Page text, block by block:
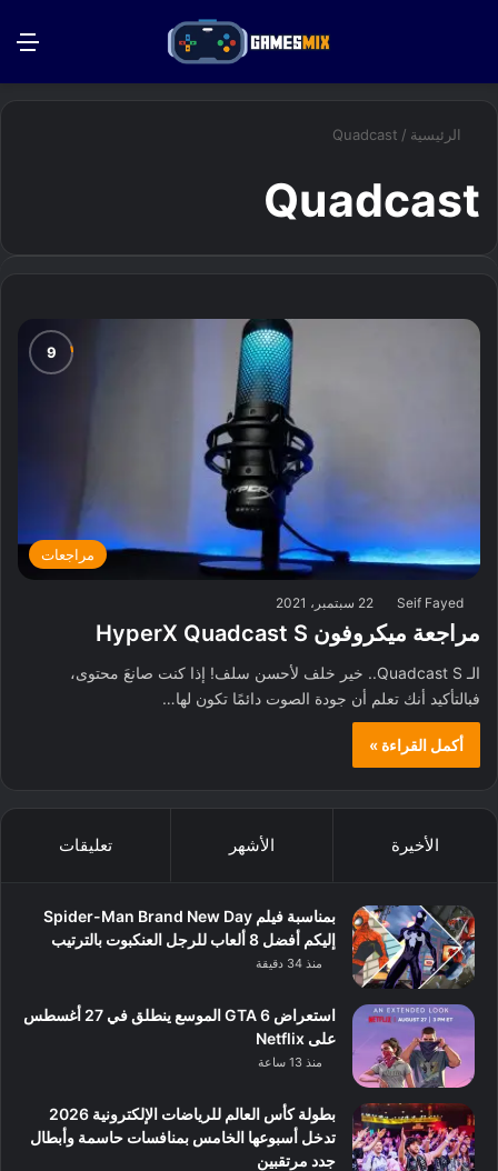
الرئيسية /
Quadcast
Quadcast
مراجعات
Seif Fayed 22 سبتمبر، 2021
مراجعة ميكروفون HyperX Quadcast S
الـ Quadcast S.. خير خلف لأحسن سلف! إذا كنت صانعَ محتوى،
فبالتأكيد أنك تعلم أن جودة الصوت دائمًا تكون لها…
أكمل القراءة »
الأخيرة الأشهر تعليقات
بمناسبة فيلم Spider-Man Brand New Day
إليكم أفضل 8 ألعاب للرجل العنكبوت بالترتيب
منذ 34 دقيقة
استعراض GTA 6 الموسع ينطلق في 27 أغسطس
على Netflix
منذ 13 ساعة
بطولة كأس العالم للرياضات الإلكترونية 2026
تدخل أسبوعها الخامس بمنافسات حاسمة وأبطال
جدد مرتقبين